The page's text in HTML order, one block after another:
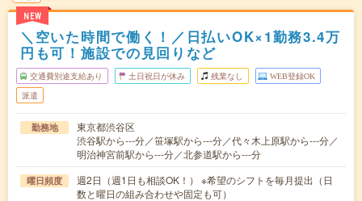
NEW
＼空いた時間で働く！／日払いOK×1勤務3.4万
円も可！施設での見回りなど
交通費別途支給あり 土日祝日が休み 残業なし WEB登録OK
派遣
勤務地
東京都渋谷区
渋谷駅から---分／笹塚駅から---分／代々木上原駅から---分／
明治神宮前駅から---分／北参道駅から---分
曜日頻度
週2日（週1日も相談OK！） ※希望のシフトを毎月提出（日
数と曜日の組み合わせや固定も可）